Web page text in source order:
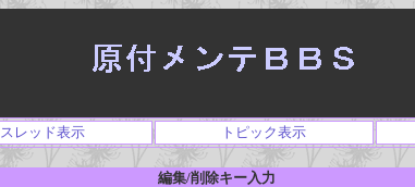
スレッド表示 トピック表示
編集/削除キー入力